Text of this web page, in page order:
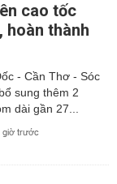
cao tốc
hoàn thành
- Cần Thơ - Sóc
sung thêm 2
dài gần 27...
giờ trước